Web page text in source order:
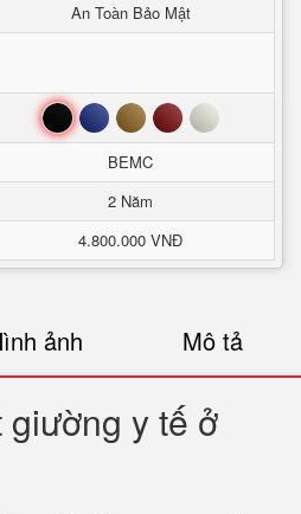
An Toàn Bảo Mật
Đen Xanh Nâu Đỏ Trắng
BEMC
2 Năm
4.800.000 VNĐ
ảnh Mô tả
y tế ở